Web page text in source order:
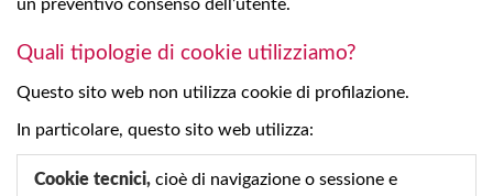
un preventivo consenso dell’utente.
Quali tipologie di cookie utilizziamo?
Questo sito web non utilizza cookie di profilazione.
In particolare, questo sito web utilizza:
Cookie tecnici, cioè di navigazione o sessione e